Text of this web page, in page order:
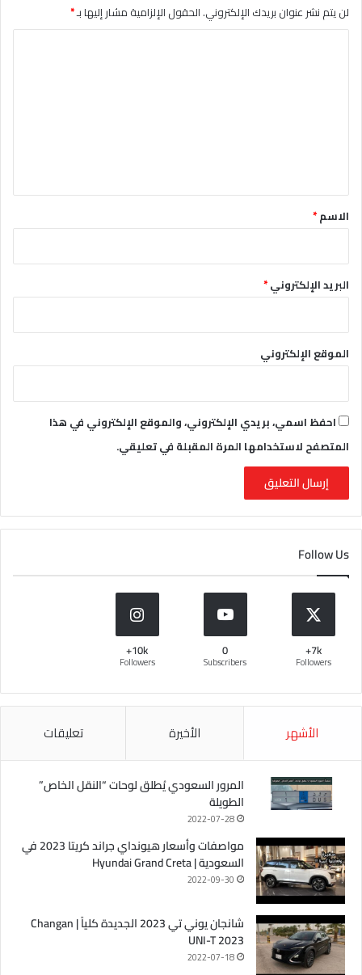
لن يتم نشر عنوان بريدك الإلكتروني.الحقول الإلزامية مشار إليها بـ*
*الاسم*
البريد الإلكتروني*
الموقع الإلكتروني
احفظ اسمي، بريدي الإلكتروني، والموقع الإلكتروني في هذا
المتصفح لاستخدامها المرة المقبلة في تعليقي.
Follow Us
7k+
Followers
0
Subscribers
10k+
Followers
الأشهر الأخيرة تعليقات
المرور السعودي يُطلق لوحات “النقل الخاص”
الطويلة
2022-07-28
مواصفات وأسعار هيونداي جراند كريتا 2023 في
السعودية | Hyundai Grand Creta
2022-09-30
شانجان يوني تي 2023 الجديدة كلياً | Changan
UNI-T 2023
2022-07-18